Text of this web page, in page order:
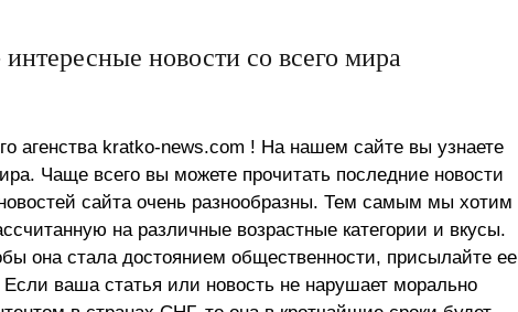
новости со всего мира
агенства kratko-news.com ! На нашем сайте вы узнаете
Чаще всего вы можете прочитать последние новости
сайта очень разнообразны. Тем самым мы хотим
на различные возрастные категории и вкусы.
она стала достоянием общественности, присылайте ее
ваша статья или новость не нарушает морально